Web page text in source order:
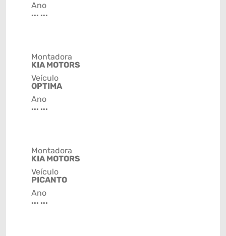
Ano
... ...
Montadora
KIA MOTORS
Veículo
OPTIMA
Ano
... ...
Montadora
KIA MOTORS
Veículo
PICANTO
Ano
... ...